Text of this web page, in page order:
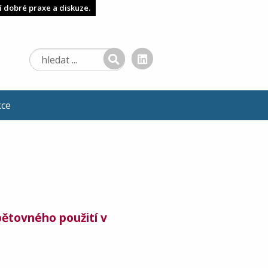
dobré praxe a diskuze.
použití v